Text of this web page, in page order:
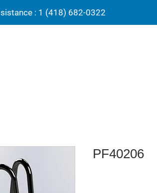
: 1 (418) 682-0322
PF40206